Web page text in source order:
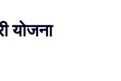
योजना